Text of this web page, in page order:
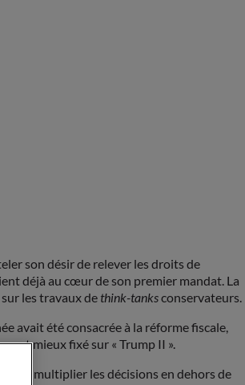
son désir de relever les droits de
déjà au cœur de son premier mandat. La
les travaux de think-tanksconservateurs.
avait été consacrée à la réforme fiscale,
est mieux fixé sur « Trump II ».
de multiplier les décisions en dehors de